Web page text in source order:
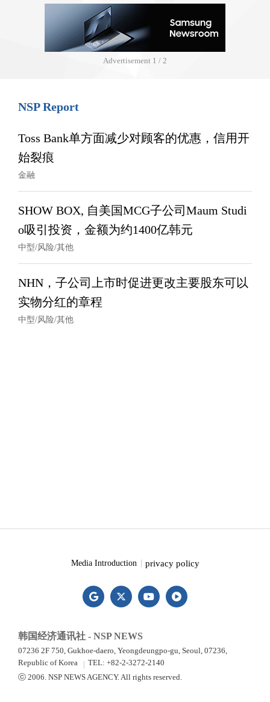
Advertisement 1 / 2
NSP Report
Toss Bank单方面减少对顾客的优惠，信用开
始裂痕
金融
SHOW BOX, 自美国MCG子公司Maum Studi
o吸引投资，金额为约1400亿韩元
中型/风险/其他
NHN，子公司上市时促进更改主要股东可以
实物分红的章程
中型/风险/其他
Media Introduction privacy policy
韩国经济通讯社 - NSP NEWS
07236 2F 750, Gukhoe-daero, Yeongdeungpo-gu, Seoul, 07236,
Republic of Korea
TEL: +82-2-3272-2140
ⓒ 2006. NSP NEWS AGENCY. All rights reserved.